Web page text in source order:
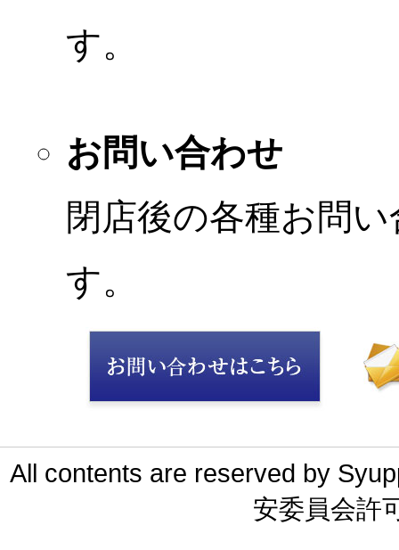
す。
お問い合わせ
閉店後の各種お問
す。
All contents are reserved by
安委員会許